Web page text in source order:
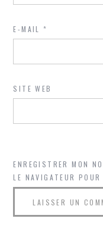
E-MAIL*
SITE WEB
ENREGISTRER MON
LE NAVIGATEUR